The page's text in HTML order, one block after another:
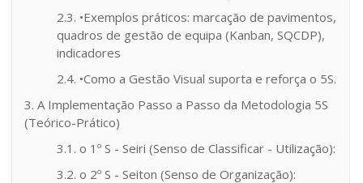
2.3. •Exemplos práticos: marcação de pavimentos,
quadros de gestão de equipa (Kanban, SQCDP),
indicadores
2.4. •Como a Gestão Visual suporta e reforça o 5S.
3. A Implementação Passo a Passo da Metodologia 5S
(Teórico-Prático)
3.1. o 1º S - Seiri (Senso de Classificar - Utilização):
3.2. o 2º S - Seiton (Senso de Organização):